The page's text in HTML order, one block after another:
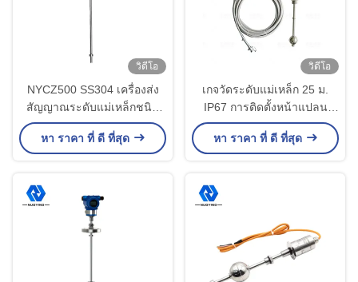
วิดีโอ
NYCZ500 SS304 เครื่องส่ง
สัญญาณระดับแม่เหล็กชนิด
ลอย 50-5000 มม. 720mW
หา ราคา ที่ ดี ที่สุด
วิดีโอ
เกจวัดระดับแม่เหล็ก 25 ม.
IP67 การติดตั้งหน้าแปลน
เกลียวสองสาย
หา ราคา ที่ ดี ที่สุด